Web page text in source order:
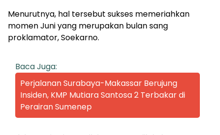
Menurutnya, hal tersebut sukses memeriahkan
momen Juni yang merupakan bulan sang
proklamator, Soekarno.
Baca Juga:
Perjalanan Surabaya-Makassar Berujung
Insiden, KMP Mutiara Santosa 2 Terbakar di
Perairan Sumenep